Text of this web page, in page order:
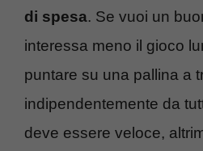
di spesa. Se vuoi un
interessa meno il gioco
puntare su una pallina a
indipendentemente da
deve essere veloce,